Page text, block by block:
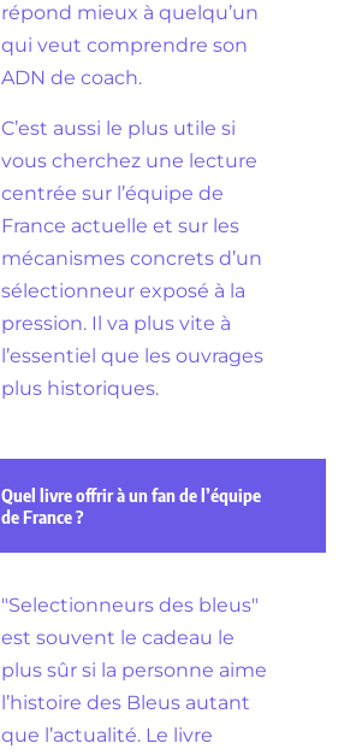
répond mieux à quelqu’un
qui veut comprendre son
ADN de coach.
C’est aussi le plus utile si
vous cherchez une lecture
centrée sur l’équipe de
France actuelle et sur les
mécanismes concrets d’un
sélectionneur exposé à la
pression. Il va plus vite à
l’essentiel que les ouvrages
plus historiques.
Quel livre offrir à un fan de l’équipe
de France ?
"Selectionneurs des bleus"
est souvent le cadeau le
plus sûr si la personne aime
l’histoire des Bleus autant
que l’actualité. Le livre